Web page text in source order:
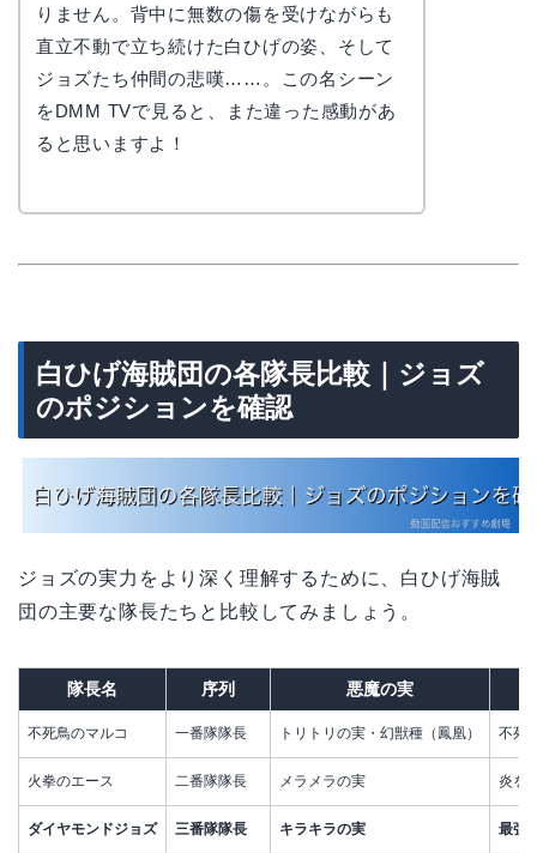
りません。背中に無数の傷を受けながらも
直立不動で立ち続けた白ひげの姿、そして
ジョズたち仲間の悲嘆……。この名シーン
をDMM TVで見ると、また違った感動があ
ると思いますよ！
白ひげ海賊団の各隊長比較｜ジョズ
のポジションを確認
ジョズの実力をより深く理解するために、白ひげ海賊
団の主要な隊長たちと比較してみましょう。
隊長名 序列 悪魔の実
不死鳥のマルコ 一番隊隊長 トリトリの実・幻獣種（鳳凰） 不死
火拳のエース 二番隊隊長 メラメラの実 炎を
ダイヤモンドジョズ 三番隊隊長 キラキラの実 最強